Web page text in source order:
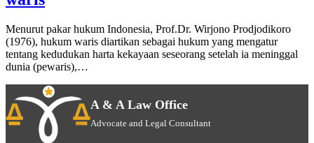
Menurut pakar hukum Indonesia, Prof.Dr. Wirjono Prodjodikoro
(1976), hukum waris diartikan sebagai hukum yang mengatur
tentang kedudukan harta kekayaan seseorang setelah ia meninggal
dunia (pewaris),…
A & A Law Office
Advocate and Legal Consultant